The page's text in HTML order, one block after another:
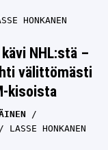
HONKANEN
NHL:stä –
välittömästi
kisoista
LASSE HONKANEN